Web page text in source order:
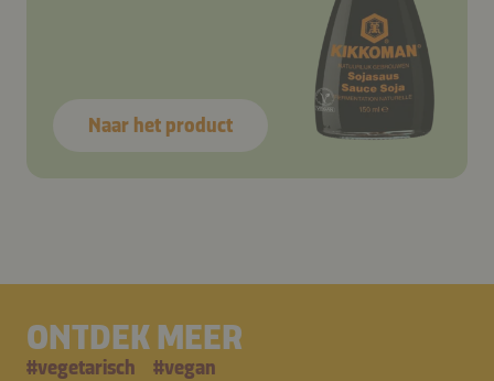
Naar het product
ONTDEK MEER
#vegetarisch #vegan